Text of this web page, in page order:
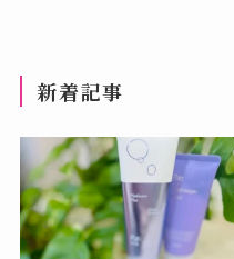
新着記事